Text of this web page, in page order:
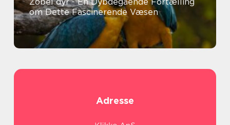
om Dette Fascinerende Væsen
Adresse